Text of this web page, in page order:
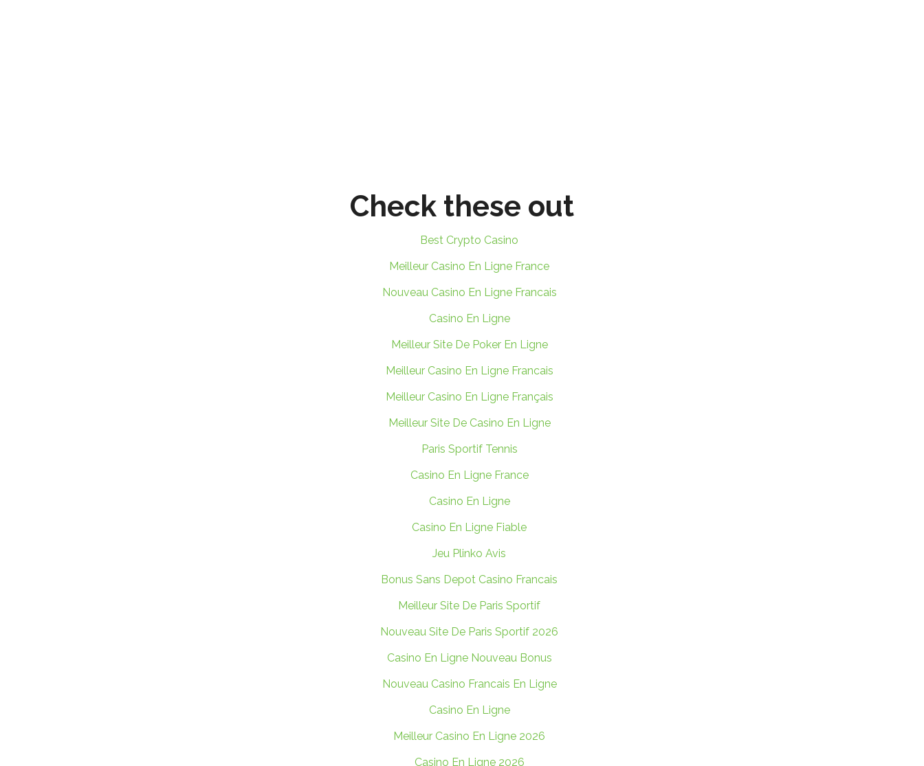
Check these out
Best Crypto Casino
Meilleur Casino En Ligne France
Nouveau Casino En Ligne Francais
Casino En Ligne
Meilleur Site De Poker En Ligne
Meilleur Casino En Ligne Francais
Meilleur Casino En Ligne Français
Meilleur Site De Casino En Ligne
Paris Sportif Tennis
Casino En Ligne France
Casino En Ligne
Casino En Ligne Fiable
Jeu Plinko Avis
Bonus Sans Depot Casino Francais
Meilleur Site De Paris Sportif
Nouveau Site De Paris Sportif 2026
Casino En Ligne Nouveau Bonus
Nouveau Casino Francais En Ligne
Casino En Ligne
Meilleur Casino En Ligne 2026
Casino En Ligne 2026